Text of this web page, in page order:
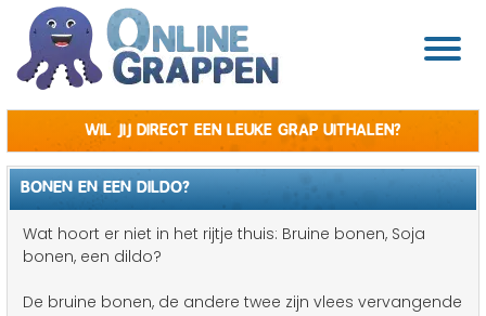
Wil jij direct een leuke grap uithalen?
BONEN EN EEN DILDO?
Wat hoort er niet in het rijtje thuis: Bruine bonen, Soja
bonen, een dildo?
De bruine bonen, de andere twee zijn vlees vervangende